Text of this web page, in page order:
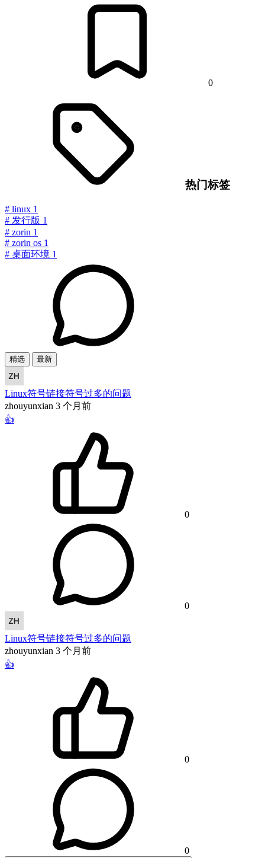
0
热门标签
# linux 1
# 发行版 1
# zorin 1
# zorin os 1
# 桌面环境 1
精选 最新
Linux符号链接符号过多的问题
zhouyunxian 3 个月前
👍
0
0
Linux符号链接符号过多的问题
zhouyunxian 3 个月前
👍
0
0